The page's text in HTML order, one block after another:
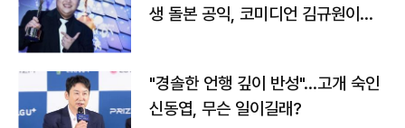
생 돌본 공익, 코미디언 김규원이었
"경솔한 언행 깊이 반성"…고개 숙인
신동엽, 무슨 일이길래?